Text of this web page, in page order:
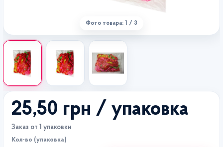
Фото товара: 1 / 3
25,50 грн / упаковка
Заказ от 1 упаковки
Кол-во (упаковка)